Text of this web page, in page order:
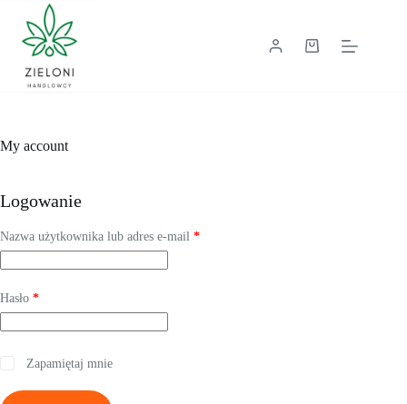
treści
Koszyk
My account
Logowanie
Nazwa użytkownika lub adres e-mail *Wymagane
Hasło *Wymagane
Zapamiętaj mnie